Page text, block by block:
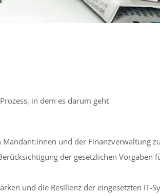
in dem es darum geht
und der Finanzverwaltung
der gesetzlichen Vorgaben
und die Resilienz der eingesetzten IT-